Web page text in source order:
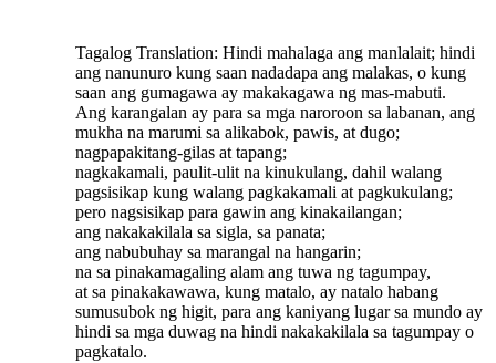
Tagalog Translation: Hindi mahalaga ang manlalait; hindi
ang nanunuro kung saan nadadapa ang malakas, o kung
saan ang gumagawa ay makakagawa ng mas-mabuti.
Ang karangalan ay para sa mga naroroon sa labanan, ang
mukha na marumi sa alikabok, pawis, at dugo;
nagpapakitang-gilas at tapang;
nagkakamali, paulit-ulit na kinukulang, dahil walang
pagsisikap kung walang pagkakamali at pagkukulang;
pero nagsisikap para gawin ang kinakailangan;
ang nakakakilala sa sigla, sa panata;
ang nabubuhay sa marangal na hangarin;
na sa pinakamagaling alam ang tuwa ng tagumpay,
at sa pinakakawawa, kung matalo, ay natalo habang
sumusubok ng higit, para ang kaniyang lugar sa mundo ay
hindi sa mga duwag na hindi nakakakilala sa tagumpay o
pagkatalo.